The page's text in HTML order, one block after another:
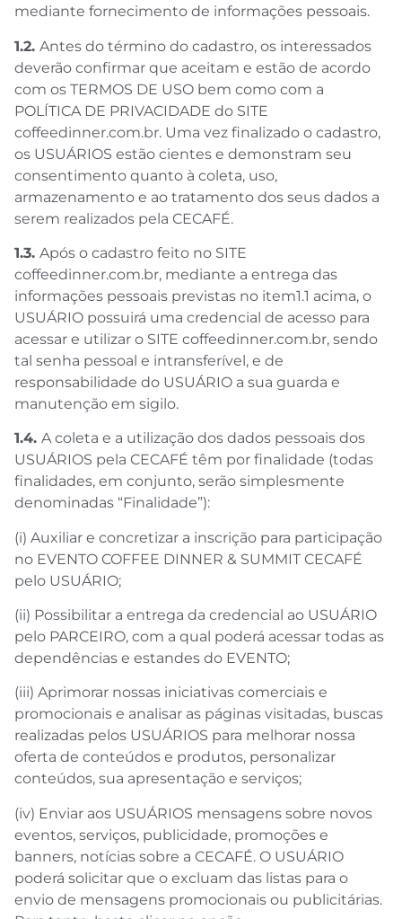
mediante fornecimento de informações pessoais.
1.2. Antes do término do cadastro, os interessados
deverão confirmar que aceitam e estão de acordo
com os TERMOS DE USO bem como com a
POLÍTICA DE PRIVACIDADE do SITE
coffeedinner.com.br. Uma vez finalizado o cadastro,
os USUÁRIOS estão cientes e demonstram seu
consentimento quanto à coleta, uso,
armazenamento e ao tratamento dos seus dados a
serem realizados pela CECAFÉ.
1.3. Após o cadastro feito no SITE
coffeedinner.com.br, mediante a entrega das
informações pessoais previstas no item1.1 acima, o
USUÁRIO possuirá uma credencial de acesso para
acessar e utilizar o SITE coffeedinner.com.br, sendo
tal senha pessoal e intransferível, e de
responsabilidade do USUÁRIO a sua guarda e
manutenção em sigilo.
1.4. A coleta e a utilização dos dados pessoais dos
USUÁRIOS pela CECAFÉ têm por finalidade (todas
finalidades, em conjunto, serão simplesmente
denominadas “Finalidade”):
(i) Auxiliar e concretizar a inscrição para participação
no EVENTO COFFEE DINNER & SUMMIT CECAFÉ
pelo USUÁRIO;
(ii) Possibilitar a entrega da credencial ao USUÁRIO
pelo PARCEIRO, com a qual poderá acessar todas as
dependências e estandes do EVENTO;
(iii) Aprimorar nossas iniciativas comerciais e
promocionais e analisar as páginas visitadas, buscas
realizadas pelos USUÁRIOS para melhorar nossa
oferta de conteúdos e produtos, personalizar
conteúdos, sua apresentação e serviços;
(iv) Enviar aos USUÁRIOS mensagens sobre novos
eventos, serviços, publicidade, promoções e
banners, notícias sobre a CECAFÉ. O USUÁRIO
poderá solicitar que o excluam das listas para o
envio de mensagens promocionais ou publicitárias.